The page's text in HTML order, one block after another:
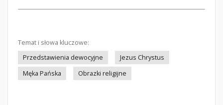
Temat i słowa kluczowe:
Przedstawienia dewocyjne
Jezus Chrystus
Męka Pańska
Obrazki religijne